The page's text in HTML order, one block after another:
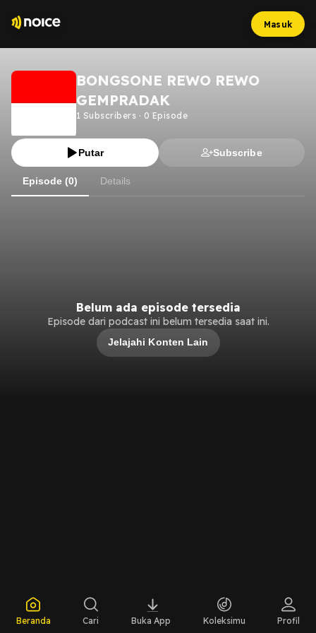
Masuk
BONGSONE REWO REWO
GEMPRADAK
1 Subscribers · 0 Episode
Putar Subscribe
Episode (0) Details
Belum ada episode tersedia
Episode dari podcast ini belum tersedia saat ini.
Jelajahi Konten Lain
Beranda Cari Buka App Koleksimu Profil